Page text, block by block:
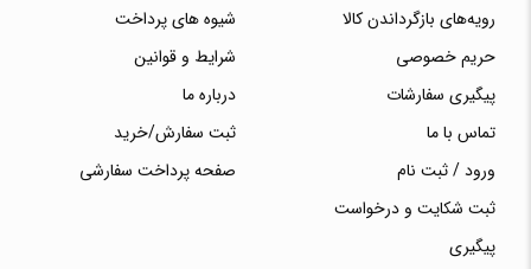
رویه‌های بازگرداندن کالا
حریم خصوصی
پیگیری سفارشات
تماس با ما
ورود / ثبت نام
ثبت شکایت و درخواست
پیگیری
شیوه های پرداخت
شرایط و قوانین
درباره ما
ثبت سفارش/خرید
صفحه پرداخت سفارشی